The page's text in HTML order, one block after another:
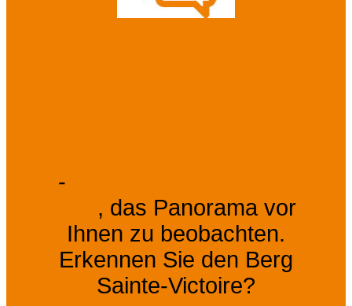
-
, das Panorama vor
Ihnen zu beobachten.
Erkennen Sie den Berg
Sainte-Victoire?